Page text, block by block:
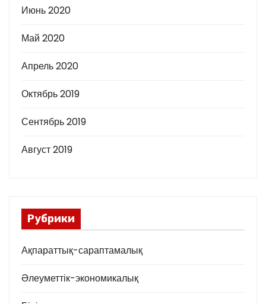
Июнь 2020
Май 2020
Апрель 2020
Октябрь 2019
Сентябрь 2019
Август 2019
Рубрики
Ақпараттық-сараптамалық
Әлеуметтік-экономикалық